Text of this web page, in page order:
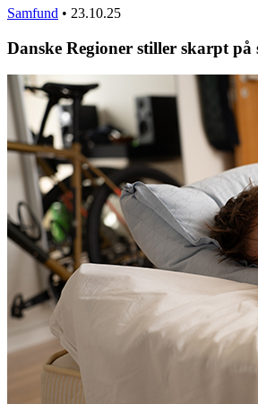
Samfund • 23.10.25
Danske Regioner stiller skarpt på